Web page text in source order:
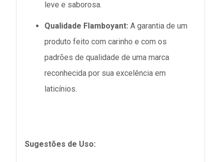
leve e saborosa.
Qualidade Flamboyant: A garantia de um
produto feito com carinho e com os
padrões de qualidade de uma marca
reconhecida por sua excelência em
laticínios.
Sugestões de Uso: